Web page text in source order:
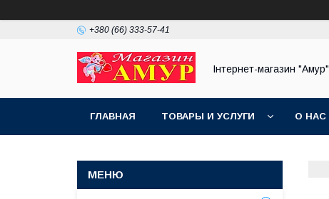
+380 (66) 333-57-41
Інтернет-магазин "Амур"
ГЛАВНАЯ ТОВАРЫ И УСЛУГИ О НАС